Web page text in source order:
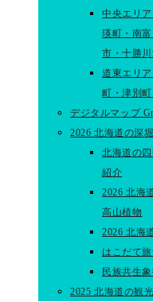
中央エリ
瑛町・南
市・十勝
道東エリ
町・津別
デジタルマップ
2026 北海道の深
北海道の
紹介
2026 北海
高山植物
2026 北海
はこだて
民族共生
2025 北海道の観